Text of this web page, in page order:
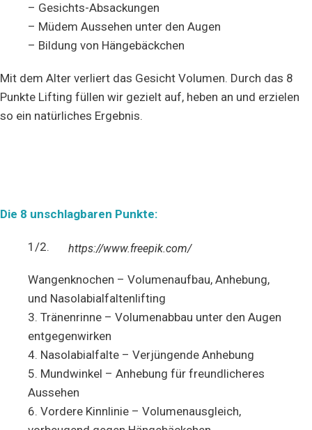
– Gesichts-Absackungen
– Müdem Aussehen unter den Augen
– Bildung von Hängebäckchen
Mit dem Alter verliert das Gesicht Volumen. Durch das 8
Punkte Lifting füllen wir gezielt auf, heben an und erzielen
so ein natürliches Ergebnis.
Die 8 unschlagbaren Punkte:
https://www.freepik.com/
1/2.
Wangenknochen – Volumenaufbau, Anhebung,
und Nasolabialfaltenlifting
3. Tränenrinne – Volumenabbau unter den Augen
entgegenwirken
4. Nasolabialfalte – Verjüngende Anhebung
5. Mundwinkel – Anhebung für freundlicheres
Aussehen
6. Vordere Kinnlinie – Volumenausgleich,